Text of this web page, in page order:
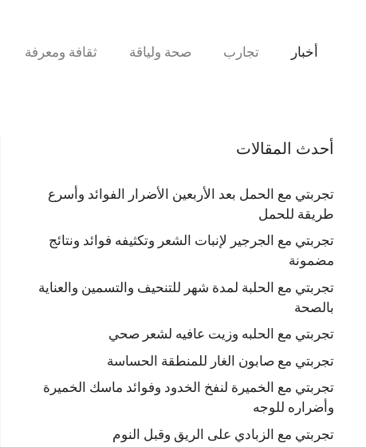
أخبار تجارب صحة ولياقة ثقافة ومعرفة
أحدث المقالات
تجربتي مع الحمل بعد الأربعين الأضرار الفوائد وأسرع
طريقة للحمل
تجربتي مع الجرجير لإنبات الشعر وتكثيفه فوائد ونتائج
مضمونة
تجربتي مع الحلبة لمدة شهر للتنحيف والتسمين والعناية
بالصحة
تجربتي مع الحلبه وزيت عافيه لشعر صحي
تجربتي مع صابون الغار للمنطقة الحساسة
تجربتي مع الخميرة لنفخ الخدود وفوائد ماسك الخميرة
وأضراره للوجه
تجربتي مع الزبادي على الريق وقبل النوم